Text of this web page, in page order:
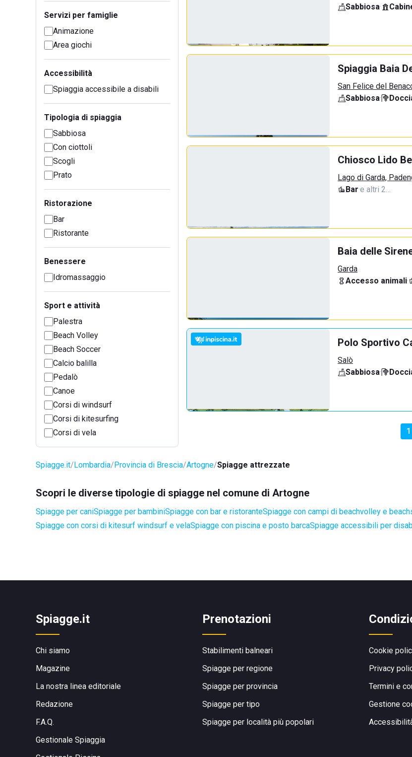
Servizi per famiglie
Animazione
Area giochi
Accessibilità
Spiaggia accessibile a disabili
Tipologia di spiaggia
Sabbiosa
Con ciottoli
Scogli
Prato
Ristorazione
Bar
Ristorante
Benessere
Idromassaggio
Sport e attività
Palestra
Beach Volley
Beach Soccer
Calcio balilla
Pedalò
Canoe
Corsi di windsurf
Corsi di kitesurfing
Corsi di vela
Sabbiosa·
Spiaggia Baia
San Felice del
Sabbiosa·
Chiosco Lido
Lago di Garda,
Bar·e altri 2…
Baia delle
Garda
Accesso animali·
Polo Sportivo
Salò
Sabbiosa·
1
Spiagge.it Lombardia Provincia di Brescia Artogne Spiagge attrezzate
Scopri le diverse tipologie di spiagge nel comune di Artogne
Spiagge per caniSpiagge per bambiniSpiagge con bar e ristoranteSpiagge con campi di beachvolley e
Spiagge con corsi di kitesurf windsurf e velaSpiagge con piscina e posto barcaSpiagge accessibili per
Spiagge.it
Chi siamo
Magazine
La nostra linea editoriale
Redazione
F.A.Q.
Gestionale Spiaggia
Prenotazioni
Stabilimenti balneari
Spiagge per regione
Spiagge per provincia
Spiagge per tipo
Spiagge per località più popolari
Cookie
Privacy
Termini e
Gestione